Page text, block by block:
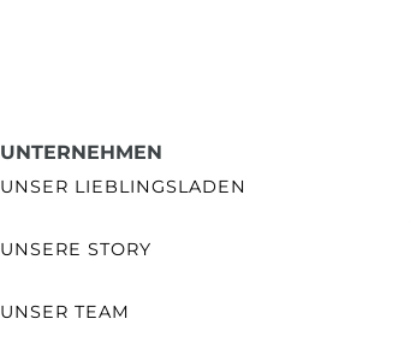
UNTERNEHMEN
UNSER LIEBLINGSLADEN
UNSERE STORY
UNSER TEAM